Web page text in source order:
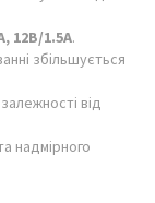
12В/1.5А.
збільшується
від
надмірного